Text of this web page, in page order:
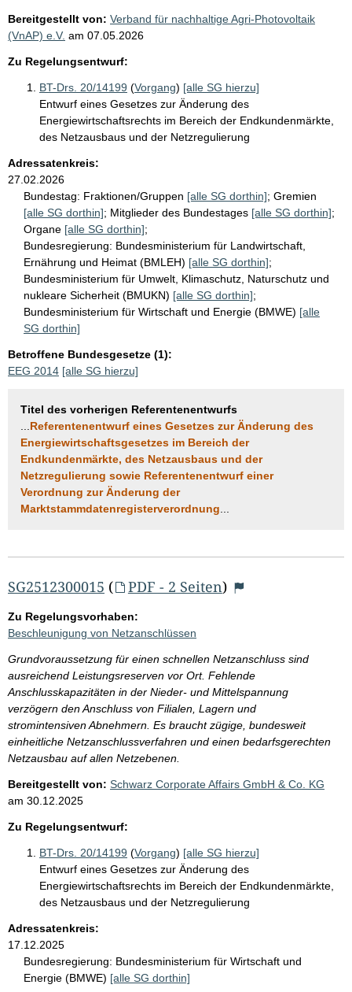
i
Bereitgestellt von: Verband für nachhaltige Agri-Photovoltaik
(VnAP) e.V. am 07.05.2026
Zu Regelungsentwurf:
BT-Drs. 20/14199 (Vorgang) [alle SG hierzu]
Entwurf eines Gesetzes zur Änderung des
Energiewirtschaftsrechts im Bereich der Endkundenmärkte,
des Netzausbaus und der Netzregulierung
Adressatenkreis:
27.02.2026
Bundestag: Fraktionen/Gruppen [alle SG dorthin]; Gremien
[alle SG dorthin]; Mitglieder des Bundestages [alle SG dorthin];
Organe [alle SG dorthin];
Bundesregierung: Bundesministerium für Landwirtschaft,
Ernährung und Heimat (BMLEH) [alle SG dorthin];
Bundesministerium für Umwelt, Klimaschutz, Naturschutz und
nukleare Sicherheit (BMUKN) [alle SG dorthin];
Bundesministerium für Wirtschaft und Energie (BMWE) [alle
SG dorthin]
Betroffene Bundesgesetze (1):
EEG 2014 [alle SG hierzu]
Titel des vorherigen Referentenentwurfs
Referentenentwurf eines Gesetzes zur Änderung des
Energiewirtschaftsgesetzes im Bereich der
Endkundenmärkte, des Netzausbaus und der
Netzregulierung sowie Referentenentwurf einer
Verordnung zur Änderung der
Marktstammdatenregisterverordnung
SG2512300015 ( PDF - 2 Seiten)
Zu Regelungsvorhaben:
Beschleunigung von Netzanschlüssen
Grundvoraussetzung für einen schnellen Netzanschluss sind
ausreichend Leistungsreserven vor Ort. Fehlende
Anschlusskapazitäten in der Nieder- und Mittelspannung
verzögern den Anschluss von Filialen, Lagern und
stromintensiven Abnehmern. Es braucht zügige, bundesweit
einheitliche Netzanschlussverfahren und einen bedarfsgerechten
Netzausbau auf allen Netzebenen.
Bereitgestellt von: Schwarz Corporate Affairs GmbH & Co. KG
am 30.12.2025
Zu Regelungsentwurf:
BT-Drs. 20/14199 (Vorgang) [alle SG hierzu]
Entwurf eines Gesetzes zur Änderung des
Energiewirtschaftsrechts im Bereich der Endkundenmärkte,
des Netzausbaus und der Netzregulierung
Adressatenkreis:
17.12.2025
Bundesregierung: Bundesministerium für Wirtschaft und
Energie (BMWE) [alle SG dorthin]